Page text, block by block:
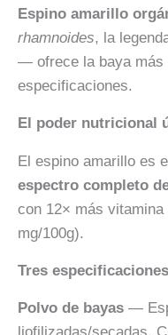
Espino amarillo
rhamnoides, la
— ofrece la baya más
especificaciones.
El poder nutricional
El espino amarillo es
espectro completo
con 12× más
mg/100g).
Tres
Polvo de bayas —